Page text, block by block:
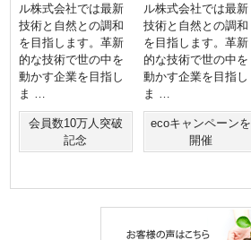
ル株式会社では最新
技術と自然との調和
を目指します。革新
的な技術で世の中を
動かす企業を目指し
ま …
会員数10万人突破
記念
ル株式会社では最新
技術と自然との調和
を目指します。革新
的な技術で世の中を
動かす企業を目指し
ま …
ecoキャンペーンを
開催